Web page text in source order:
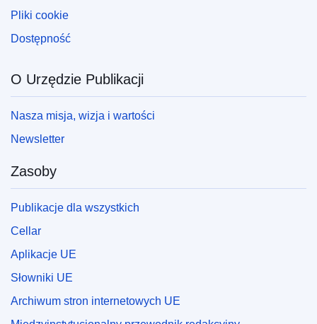
Pliki cookie
Dostępność
O Urzędzie Publikacji
Nasza misja, wizja i wartości
Newsletter
Zasoby
Publikacje dla wszystkich
Cellar
Aplikacje UE
Słowniki UE
Archiwum stron internetowych UE